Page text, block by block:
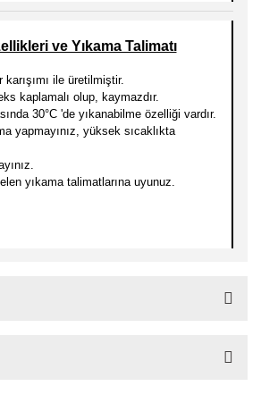
ve Yıkama Talimatı
karışımı ile üretilmiştir.
kaplamalı olup, kaymazdır.
30°C 'de yıkanabilme özelliği vardır.
yapmayınız, yüksek sıcaklıkta
yıkama talimatlarına uyunuz.